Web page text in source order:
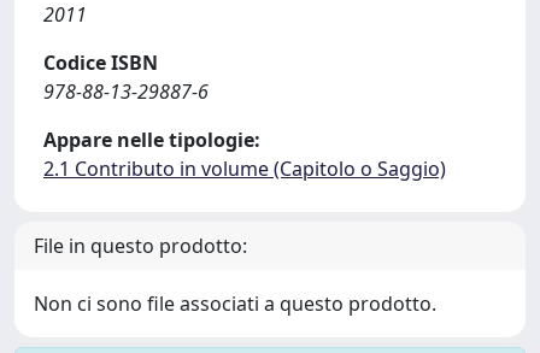
2011
Codice ISBN
978-88-13-29887-6
Appare nelle tipologie:
2.1 Contributo in volume (Capitolo o Saggio)
File in questo prodotto:
Non ci sono file associati a questo prodotto.